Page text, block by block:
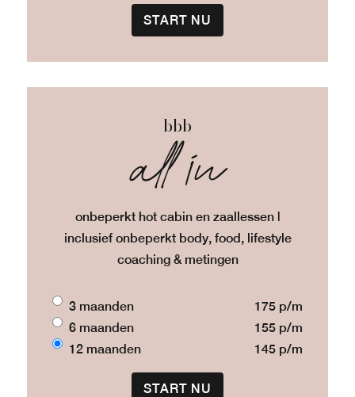
START NU
bbb
all in
onbeperkt hot cabin en zaallessen |
inclusief onbeperkt body, food, lifestyle
coaching & metingen
3 maanden
175 p/m
6 maanden
155 p/m
12 maanden
145 p/m
START NU